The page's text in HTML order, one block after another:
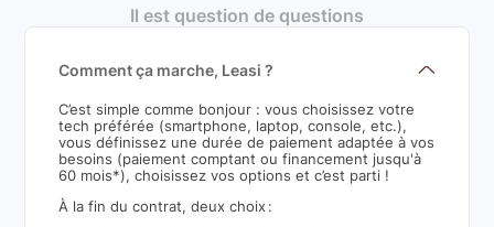
Il est question de questions
Comment ça marche, Leasi ?
C’est simple comme bonjour : vous choisissez votre
tech préférée (smartphone, laptop, console, etc.),
vous définissez une durée de paiement adaptée à vos
besoins (paiement comptant ou financement jusqu'à
60 mois*), choisissez vos options et c’est parti !
À la fin du contrat, deux choix :